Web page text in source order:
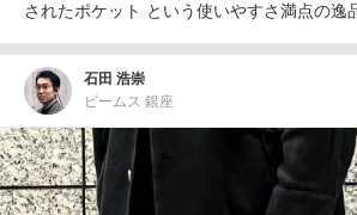
されたポケット という使いやすさ満点の逸
石田 浩崇
ビームス 銀座